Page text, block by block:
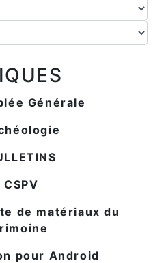
Générale
CSPV
de matériaux du
pour Android